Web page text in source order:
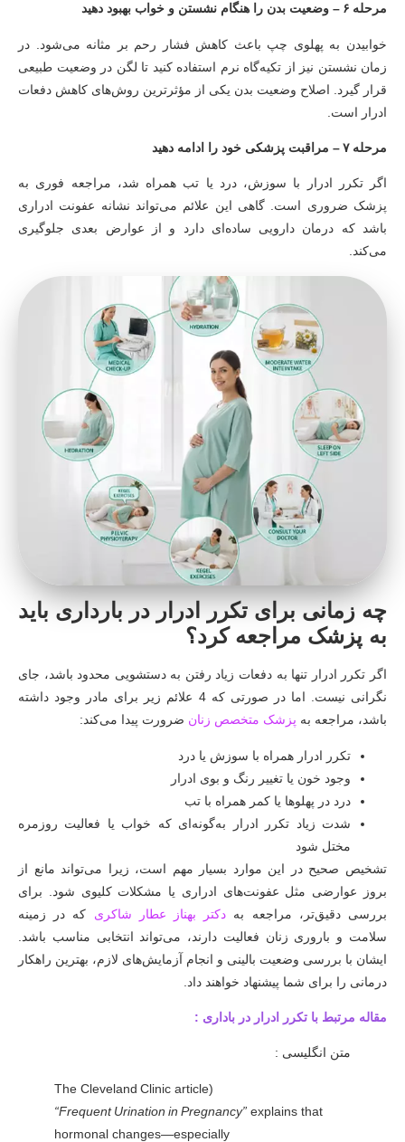
مرحله ۶ – وضعیت بدن را هنگام نشستن و خواب بهبود دهید
خوابیدن به پهلوی چپ باعث کاهش فشار رحم بر مثانه می‌شود. در
زمان نشستن نیز از تکیه‌گاه نرم استفاده کنید تا لگن در وضعیت طبیعی
قرار گیرد. اصلاح وضعیت بدن یکی از مؤثرترین روش‌های کاهش دفعات
ادرار است.
مرحله ۷ – مراقبت پزشکی خود را ادامه دهید
اگر تکرر ادرار با سوزش، درد یا تب همراه شد، مراجعه فوری به
پزشک ضروری است. گاهی این علائم می‌تواند نشانه عفونت ادراری
باشد که درمان دارویی ساده‌ای دارد و از عوارض بعدی جلوگیری
می‌کند.
چه زمانی برای تکرر ادرار در بارداری باید
به پزشک مراجعه کرد؟
اگر تکرر ادرار تنها به دفعات زیاد رفتن به دستشویی محدود باشد، جای
نگرانی نیست. اما در صورتی که 4 علائم زیر برای مادر وجود داشته
باشد، مراجعه به پزشک متخصص زنان ضرورت پیدا می‌کند:
تکرر ادرار همراه با سوزش یا درد
وجود خون یا تغییر رنگ و بوی ادرار
درد در پهلوها یا کمر همراه با تب
شدت زیاد تکرر ادرار به‌گونه‌ای که خواب یا فعالیت روزمره
مختل شود
تشخیص صحیح در این موارد بسیار مهم است، زیرا می‌تواند مانع از
بروز عوارضی مثل عفونت‌های ادراری یا مشکلات کلیوی شود. برای
بررسی دقیق‌تر، مراجعه به دکتر بهناز عطار شاکری که در زمینه
سلامت و باروری زنان فعالیت دارند، می‌تواند انتخابی مناسب باشد.
ایشان با بررسی وضعیت بالینی و انجام آزمایش‌های لازم، بهترین راهکار
درمانی را برای شما پیشنهاد خواهند داد.
مقاله مرتبط با تکرر ادرار در باداری :
متن انگلیسی :
(The Cleveland Clinic article
“Frequent Urination in Pregnancy” explains that
hormonal changes—especially